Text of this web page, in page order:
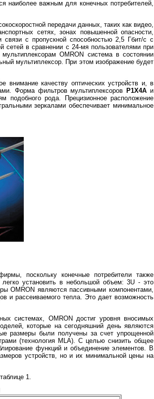
наиболее важным для конечных потребителей,
передачи данных, таких как видео,
сетях, зонах повышенной опасности,
с пропускной способностью 2,5 Гбит/с с
сетей в сравнении с 24-мя пользователями при
OMRON система в состоянии
мультиплексор. При этом изображение будет
внимание качеству оптических устройств и, в
Форма фильтров мультиплексоров Р1Х4Аи
подобного рода. Прецизионное расположение
зеркалами обеспечивает минимальное
поскольку конечные потребители также
легко установить в небольшой объем: 3U - это
OMRON являются пассивными компонентами,
и рассеиваемого тепла. Это дает возможность
системах, OMRON достиг уровня вносимых
которые на сегодняшний день являются
размеры были получены за счет упрощенной
(технология MLA). С целью снизить общее
функций и объединение элементов. В
устройств, но и их минимальной цены на
1.